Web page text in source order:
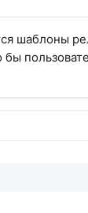
шаблоны
бы